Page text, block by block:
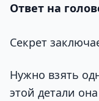
Ответ на
Секрет
Нужно взять
этой детали